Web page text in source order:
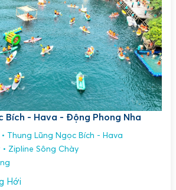
Bích - Hava - Động Phong Nha
Thung Lũng Ngọc Bích - Hava
Zipline Sông Chày
Hới